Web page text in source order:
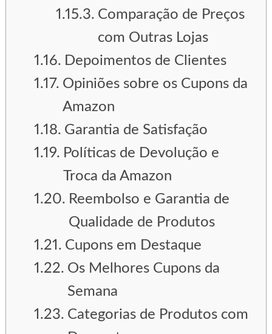
Comparação de Preços
com Outras Lojas
Depoimentos de Clientes
Opiniões sobre os Cupons da
Amazon
Garantia de Satisfação
Políticas de Devolução e
Troca da Amazon
Reembolso e Garantia de
Qualidade de Produtos
Cupons em Destaque
Os Melhores Cupons da
Semana
Categorias de Produtos com